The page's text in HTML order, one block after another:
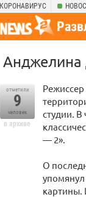
КОРОНАВИРУС
Анджелина
отметили
9
человек
в архиве
студии. В
— 2».
О
упомянул
картины.